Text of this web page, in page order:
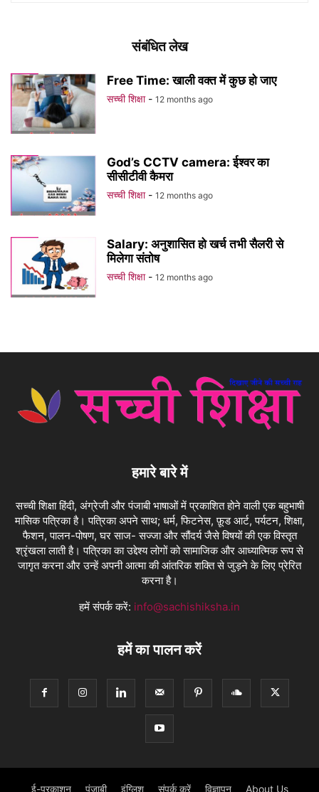
संबंधित लेख
Free Time: खाली वक्त में कुछ हो जाए
सच्ची शिक्षा - 12 months ago
God’s CCTV camera: ईश्वर का
सीसीटीवी कैमरा
सच्ची शिक्षा - 12 months ago
Salary: अनुशासित हो खर्च तभी सैलरी से
मिलेगा संतोष
सच्ची शिक्षा - 12 months ago
हमारे बारे में
सच्ची शिक्षा हिंदी, अंग्रेजी और पंजाबी भाषाओं में प्रकाशित होने वाली एक बहुभाषी
मासिक पत्रिका है। पत्रिका अपने साथ; धर्म, फिटनेस, फ़ूड आर्ट, पर्यटन, शिक्षा,
फैशन, पालन-पोषण, घर साज- सज्जा और सौंदर्य जैसे विषयों की एक विस्तृत
श्रृंखला लाती है। पत्रिका का उद्देश्य लोगों को सामाजिक और आध्यात्मिक रूप से
जागृत करना और उन्हें अपनी आत्मा की आंतरिक शक्ति से जुड़ने के लिए प्रेरित
करना है।
हमें संपर्क करें: info@sachishiksha.in
हमें का पालन करें
ई-प्रकाशन पंजाबी इंग्लिश संपर्क करें विज्ञापन About Us